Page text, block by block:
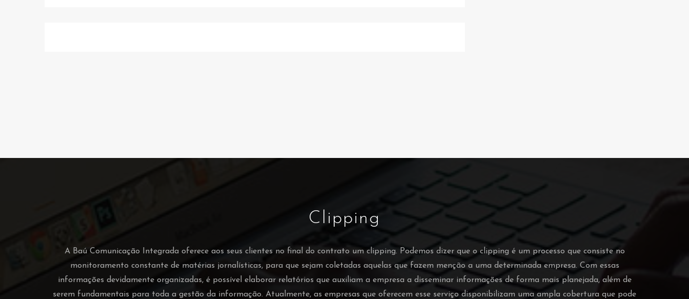
Clipping
A Baú Comunicação Integrada oferece aos seus clientes no final do contrato um clipping. Podemos dizer que o clipping é um processo que consiste no
monitoramento constante de matérias jornalísticas, para que sejam coletadas aquelas que fazem menção a uma determinada empresa. Com essas
informações devidamente organizadas, é possível elaborar relatórios que auxiliam a empresa a disseminar informações de forma mais planejada, além de
serem fundamentais para toda a gestão da informação. Atualmente, as empresas que oferecem esse serviço disponibilizam uma ampla cobertura que pode